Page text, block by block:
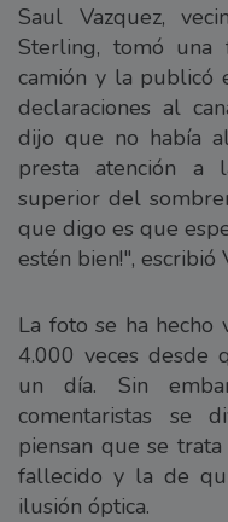
Saul Vazquez,
Sterling, tomó una
camión y la publicó
declaraciones al
dijo que no había
presta atención
superior del
que digo es que
estén bien!", escribió
La foto se ha hecho
4.000 veces desde
un día. Sin
comentaristas se
piensan que se
fallecido y la de
ilusión óptica.